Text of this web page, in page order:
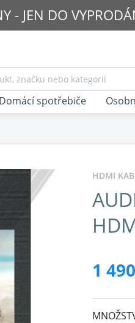
- JEN DO
HDMI
1
Domácí spotřebiče